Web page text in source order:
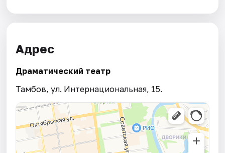
Адрес
Драматический театр
Тамбов, ул. Интернациональная, 15.